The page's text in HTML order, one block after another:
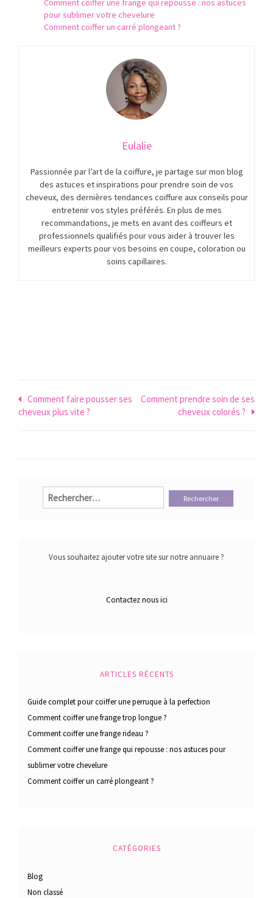
Comment coiffer une frange qui repousse : nos astuces
pour sublimer votre chevelure
Comment coiffer un carré plongeant ?
Eulalie
Passionnée par l’art de la coiffure, je partage sur mon blog
des astuces et inspirations pour prendre soin de vos
cheveux, des dernières tendances coiffure aux conseils pour
entretenir vos styles préférés. En plus de mes
recommandations, je mets en avant des coiffeurs et
professionnels qualifiés pour vous aider à trouver les
meilleurs experts pour vos besoins en coupe, coloration ou
soins capillaires.
Navigation
de
Comment faire pousser ses
cheveux plus vite ?
Comment prendre soin de ses
cheveux colorés ?
Rechercher :
Vous souhaitez ajouter votre site sur notre annuaire ?
Contactez nous ici
ARTICLES RÉCENTS
Guide complet pour coiffer une perruque à la perfection
Comment coiffer une frange trop longue ?
Comment coiffer une frange rideau ?
Comment coiffer une frange qui repousse : nos astuces pour
sublimer votre chevelure
Comment coiffer un carré plongeant ?
CATÉGORIES
Blog
Non classé